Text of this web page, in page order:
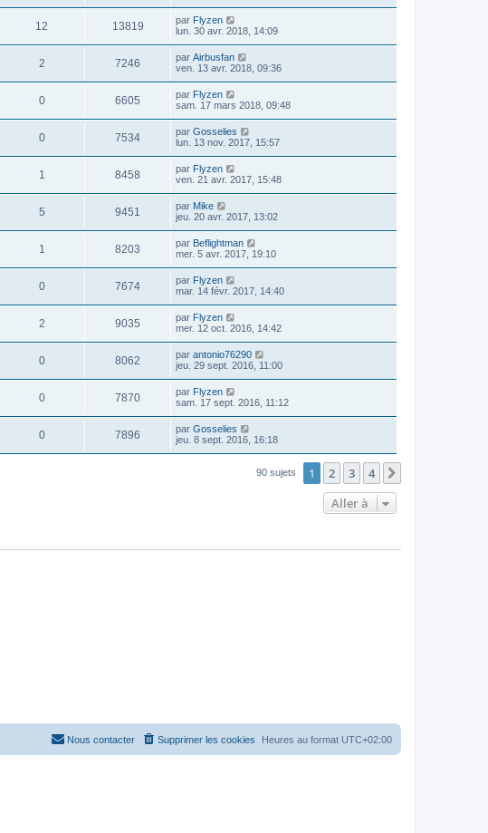
12 13819 par Flyzen
lun. 30 avr. 2018, 14:09
2 7246 par Airbusfan
ven. 13 avr. 2018, 09:36
0 6605 par Flyzen
sam. 17 mars 2018, 09:48
0 7534 par Gosselies
lun. 13 nov. 2017, 15:57
1 8458 par Flyzen
ven. 21 avr. 2017, 15:48
5 9451 par Mike
jeu. 20 avr. 2017, 13:02
1 8203 par Beflightman
mer. 5 avr. 2017, 19:10
0 7674 par Flyzen
mar. 14 févr. 2017, 14:40
2 9035 par Flyzen
mer. 12 oct. 2016, 14:42
0 8062 par antonio76290
jeu. 29 sept. 2016, 11:00
0 7870 par Flyzen
sam. 17 sept. 2016, 11:12
0 7896 par Gosselies
jeu. 8 sept. 2016, 16:18
90 sujets 1 2 3 4
Aller à
Heures au format UTC+02:00
Supprimer les cookies
Nous contacter